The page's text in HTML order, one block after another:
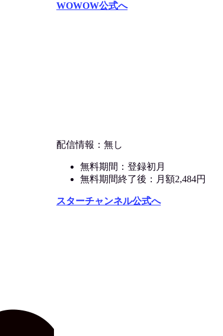
WOWOW公式へ
配信情報：無し
無料期間：登録初月
無料期間終了後：月額2,484円
スターチャンネル公式へ